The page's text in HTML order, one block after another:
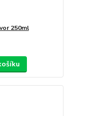
250ml